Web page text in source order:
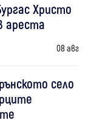
Христо
ареста
08 авг
село